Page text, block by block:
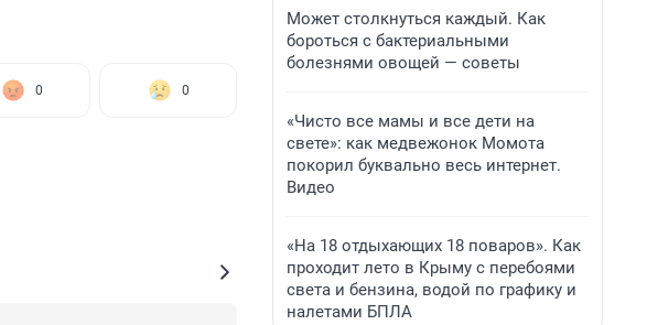
0 0
Может столкнуться каждый. Как
бороться с бактериальными
болезнями овощей — советы
«Чисто все мамы и все дети на
свете»: как медвежонок Момота
покорил буквально весь интернет.
Видео
«На 18 отдыхающих 18 поваров». Как
проходит лето в Крыму с перебоями
света и бензина, водой по графику и
налетами БПЛА